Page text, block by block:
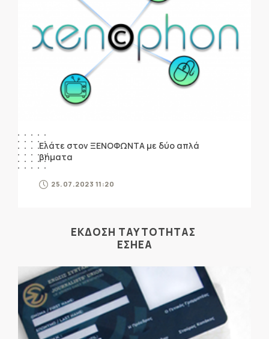
Ελάτε στον ΞΕΝΟΦΩΝΤΑ με δύο απλά
βήματα
25.07.2023 11:20
ΕΚΔΟΣΗ ΤΑΥΤΟΤΗΤΑΣ
ΕΣΗΕΑ